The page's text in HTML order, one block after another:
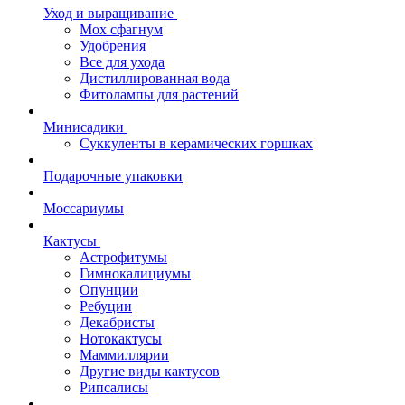
Уход и выращивание
Мох сфагнум
Удобрения
Все для ухода
Дистиллированная вода
Фитолампы для растений
Минисадики
Суккуленты в керамических горшках
Подарочные упаковки
Моссариумы
Кактусы
Астрофитумы
Гимнокалициумы
Опунции
Ребуции
Декабристы
Нотокактусы
Маммиллярии
Другие виды кактусов
Рипсалисы